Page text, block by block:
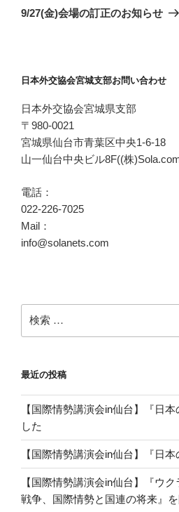
ゲ
ン
稿
の
9/27(金)会場の訂正のお知らせ
日本外交協会宮城支部お問い合わせ
日本外交協会宮城県支部
〒980-0021
宮城県仙台市青葉区中央1-6-18
山一仙台中央ビル8F((株
電話：
022-226-7025
Mail：
info@solanets.com
検
索:
最近の投稿
【国際情勢講演会in仙台】『日
した
【国際情勢講演会in仙台】『日本
【国際情勢講演会in仙台】『ウ
戦争、国際情勢と国連の将来』